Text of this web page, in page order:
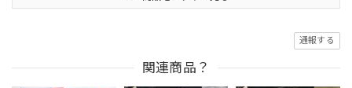
通報する
関連商品？